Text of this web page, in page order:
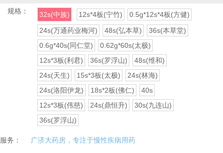
规格： 32s(中族) 12s*4板(宁竹)
0.5g*12s*4板(方健)
24s(万通药业梅河)
48s(弘本草)
36s(本草堂)
0.6g*40s(同仁堂)
0.62g*60s(太极)
12s*3板(利君)
36s(罗浮山)
48s(维和)
24s(天生)
15s*3板(太极)
24s(林海)
24s(洛阳伊龙)
18s*2板(佛仁)
40s
12s*3板(伟慈)
24s(鼎恒升)
30s(九连山)
36s(罗浮山)
服务： 广济大药房，专注于慢性疾病用药